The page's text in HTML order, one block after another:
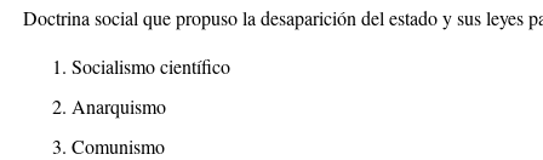
Doctrina social que propuso la desaparición del estado y sus leyes
Socialismo científico
Anarquismo
Comunismo